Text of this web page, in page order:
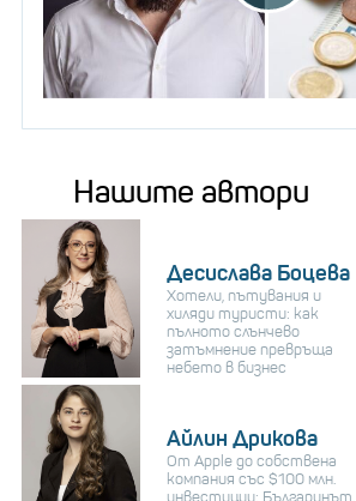
Нашите автори
Десислава Боцева
Хотели, пътувания и
хиляди туристи: как
пълното слънчево
затъмнение превръща
небето в бизнес
Айлин Дрикова
От Apple до собствена
компания със $100 млн.
инвестиции: Българинът,